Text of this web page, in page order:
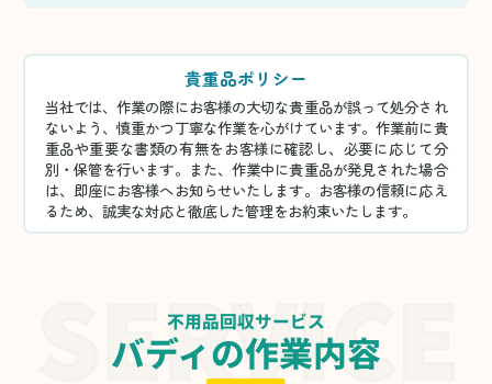
貴重品ポリシー
当社では、作業の際にお客様の大切な貴重品が誤って処分され
ないよう、慎重かつ丁寧な作業を心がけています。作業前に貴
重品や重要な書類の有無をお客様に確認し、必要に応じて分
別・保管を行います。また、作業中に貴重品が発見された場合
は、即座にお客様へお知らせいたします。お客様の信頼に応え
るため、誠実な対応と徹底した管理をお約束いたします。
不用品回収サービス
バディの作業内容